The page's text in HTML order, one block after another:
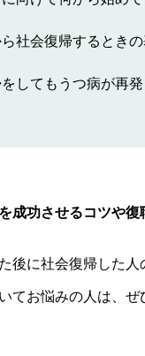
ら社会復帰するとき
してもうつ病が再
成功させるコツや
後に社会復帰した
てお悩みの人は、